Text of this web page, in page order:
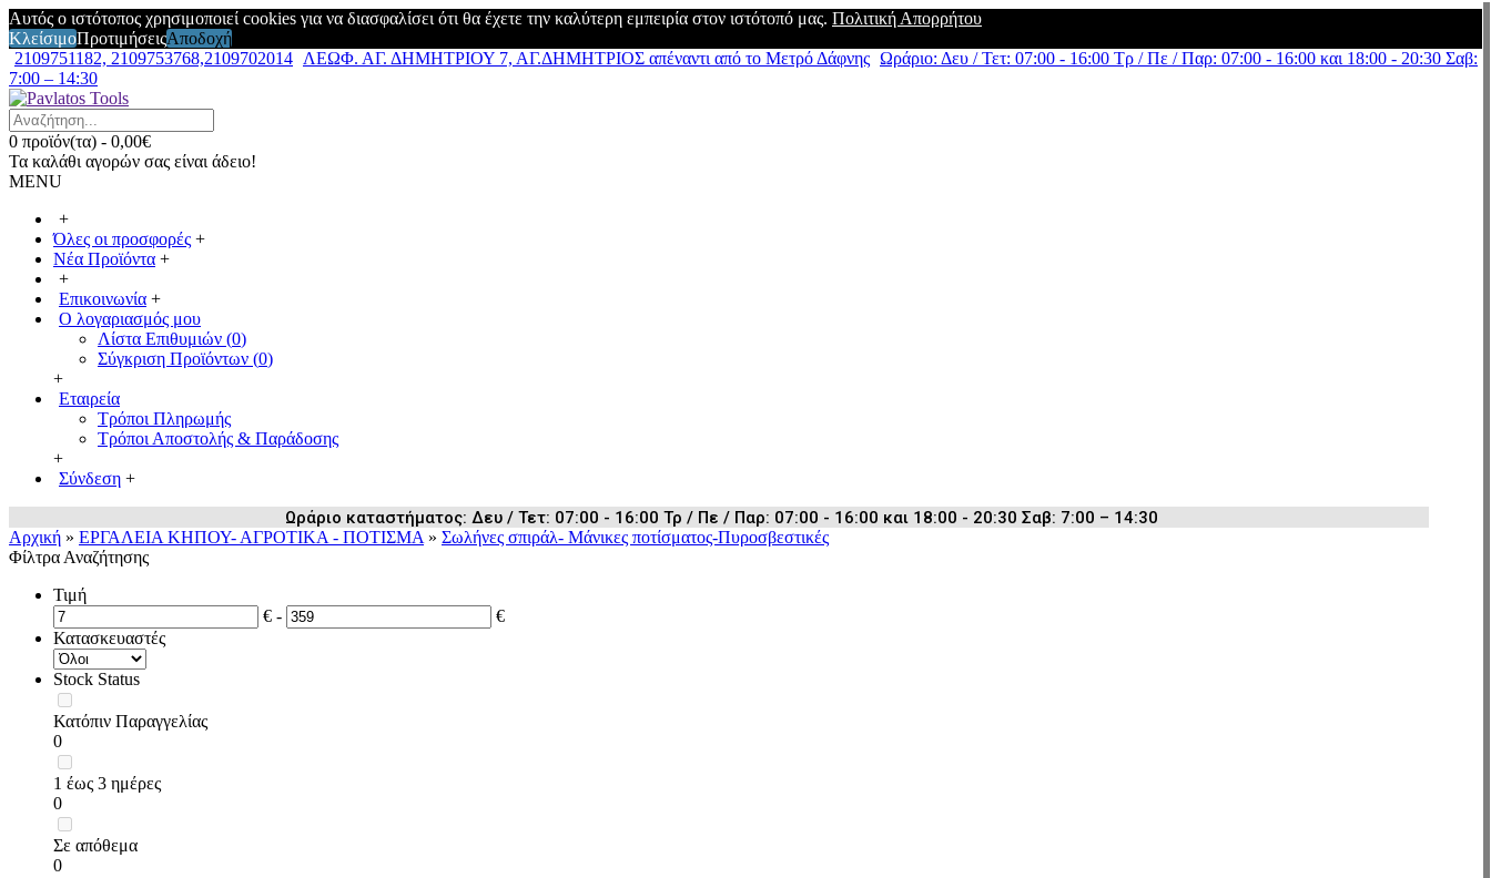
Αυτός ο ιστότοπος χρησιμοποιεί cookies για να διασφαλίσει ότι θα έχετε την καλύτερη εμπειρία στον ιστότοπό μας. Πολιτική Απορρήτου
ΚλείσιμοΠροτιμήσειςΑποδοχή
2109751182, 2109753768,2109702014 ΛΕΩΦ. ΑΓ. ΔΗΜΗΤΡΙΟΥ 7, ΑΓ.ΔΗΜΗΤΡΙΟΣ απέναντι από το Μετρό Δάφνης Ωράριο: Δευ / Τετ: 07:00 - 16:00 Τρ / Πε / Παρ: 07:00 - 16:00 και 18:00 - 20:30 Σαβ:
7:00 – 14:30
0 προϊόν(τα) - 0,00€
Τα καλάθι αγορών σας είναι άδειο!
MENU
+
Όλες οι προσφορές +
Νέα Προϊόντα +
+
Επικοινωνία +
Ο λογαριασμός μου
Λίστα Επιθυμιών (0)
Σύγκριση Προϊόντων (0)
+
Εταιρεία
Τρόποι Πληρωμής
Τρόποι Αποστολής & Παράδοσης
+
Σύνδεση +
Ωράριο καταστήματος: Δευ / Τετ: 07:00 - 16:00 Τρ / Πε / Παρ: 07:00 - 16:00 και 18:00 - 20:30 Σαβ: 7:00 – 14:30
Αρχική » ΕΡΓΑΛΕΙΑ ΚΗΠΟΥ- ΑΓΡΟΤΙΚΑ - ΠΟΤΙΣΜΑ » Σωλήνες σπιράλ- Μάνικες ποτίσματος-Πυροσβεστικές
Φίλτρα Αναζήτησης
Τιμή
€ -
€
Κατασκευαστές
Stock Status
Κατόπιν Παραγγελίας
0
1 έως 3 ημέρες
0
Σε απόθεμα
0